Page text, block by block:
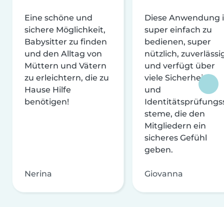
Eine schöne und
sichere Möglichkeit,
Babysitter zu finden
und den Alltag von
Müttern und Vätern
zu erleichtern, die zu
Hause Hilfe
benötigen!
Nerina
Diese Anwendung
super einfach zu
bedienen, super
nützlich,
und verfügt über
viele Sicherheits-
und
steme, die den
Mitgliedern ein
sicheres Gefühl
geben.
Giovanna